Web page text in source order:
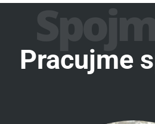
Pracujme